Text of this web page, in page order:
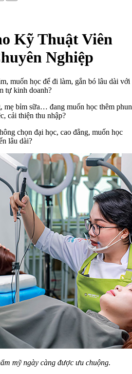
Kỹ Thuật Viên
Nghiệp
muốn học để đi làm, gắn bó lâu dài với
tự kinh doanh?
mẹ bỉm sữa… đang muốn học thêm phun
cải thiện thu nhập?
chọn đại học, cao đẳng, muốn học
lâu dài?
mỹ ngày càng được ưu chuộng.